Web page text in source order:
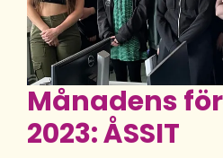
Månadens
2023: ÅSSIT